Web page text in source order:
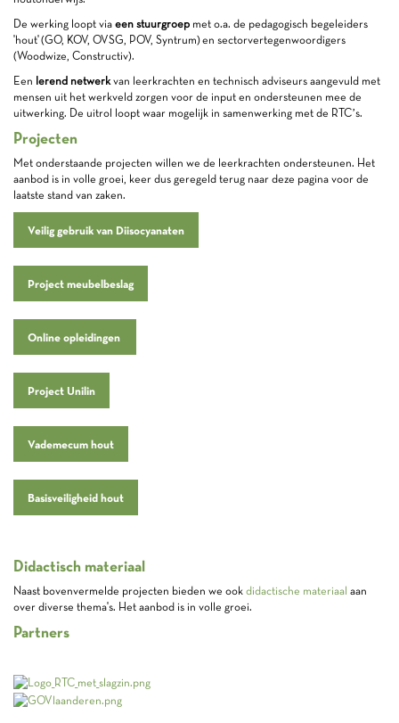
De werking loopt via een stuurgroep met o.a. de pedagogisch begeleiders
'hout' (GO, KOV, OVSG, POV, Syntrum) en sectorvertegenwoordigers
(Woodwize, Constructiv).
Een lerend netwerkvan leerkrachten en technisch adviseurs aangevuld met
mensen uit het werkveld zorgen voor de input en ondersteunen mee de
uitwerking. De uitrol loopt waar mogelijk in samenwerking met de RTC’s.
Projecten
Met onderstaande projecten willen we de leerkrachten ondersteunen. Het
aanbod is in volle groei, keer dus geregeld terug naar deze pagina voor de
laatste stand van zaken.
Veilig gebruik van Diisocyanaten
Project meubelbeslag
Online opleidingen
Project Unilin
Vademecum hout
Basisveiligheid hout
Didactisch materiaal
Naast bovenvermelde projecten bieden we ook didactische materiaal aan
over diverse thema's. Het aanbod is in volle groei.
Partners